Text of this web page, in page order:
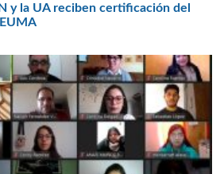
y la UA reciben certificación del